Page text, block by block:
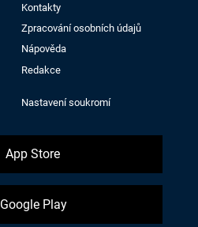
Kontakty
Zpracování osobních údajů
Nápověda
Redakce
Nastavení soukromí
App Store
Google Play